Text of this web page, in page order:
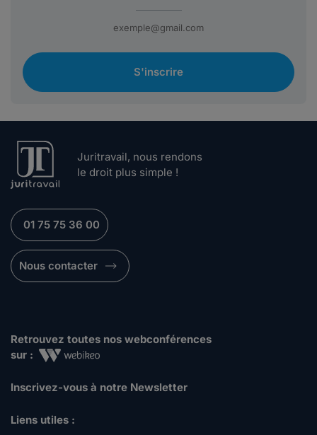
S'inscrire
Juritravail, nous rendons
le droit plus simple !
01 75 75 36 00
Nous contacter
Retrouvez toutes nos webconférences
sur :
Inscrivez-vous à notre Newsletter
Liens utiles :